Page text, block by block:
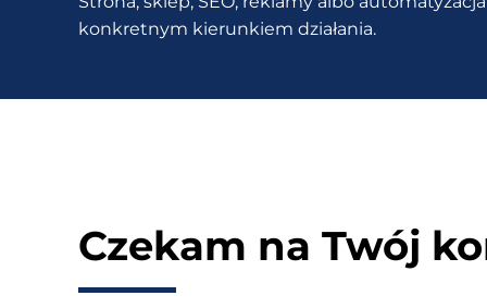
klientów?
konkretnym kierunkiem działania.
Czekam na Twój